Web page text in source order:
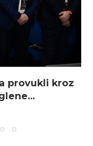
provukli kroz